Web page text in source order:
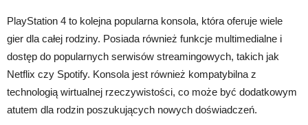
PlayStation 4 to kolejna popularna konsola, która oferuje wiele
gier dla całej rodziny. Posiada również funkcje multimedialne i
dostęp do popularnych serwisów streamingowych, takich jak
Netflix czy Spotify. Konsola jest również kompatybilna z
technologią wirtualnej rzeczywistości, co może być dodatkowym
atutem dla rodzin poszukujących nowych doświadczeń.